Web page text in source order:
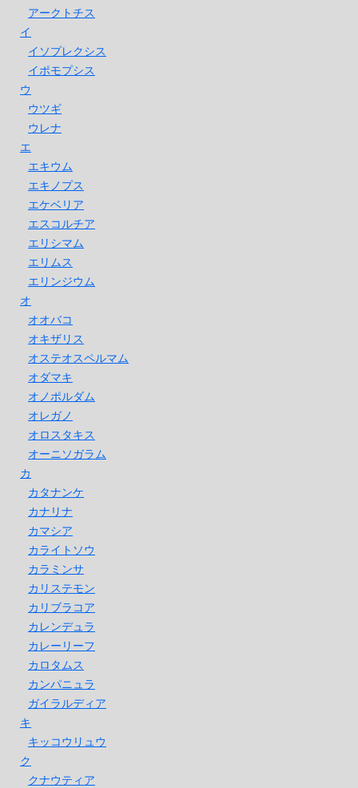
アークトチス
イ
イソプレクシス
イポモプシス
ウ
ウツギ
ウレナ
エ
エキウム
エキノプス
エケベリア
エスコルチア
エリシマム
エリムス
エリンジウム
オ
オオバコ
オキザリス
オステオスペルマム
オダマキ
オノポルダム
オレガノ
オロスタキス
オーニソガラム
カ
カタナンケ
カナリナ
カマシア
カライトソウ
カラミンサ
カリステモン
カリブラコア
カレンデュラ
カレーリーフ
カロタムス
カンパニュラ
ガイラルディア
キ
キッコウリュウ
ク
クナウティア